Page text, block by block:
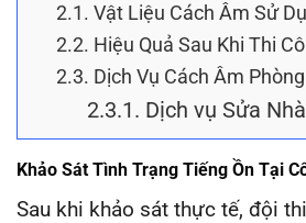
2.1. Vật Liệu Cách Âm Sử
2.2. Hiệu Quả Sau Khi Thi
2.3. Dịch Vụ Cách Âm
2.3.1. Dịch vụ Sửa
Khảo Sát Tình Trạng Tiếng Ồn Tại
Sau khi khảo sát thực tế, đội